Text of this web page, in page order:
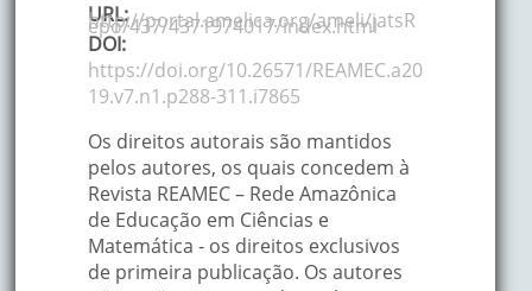
URL:
http://portal.amelica.org/ameli/jatsR
epo/437/4371974017/index.html
DOI:
https://doi.org/10.26571/REAMEC.a20
19.v7.n1.p288-311.i7865
Os direitos autorais são mantidos
pelos autores, os quais concedem à
Revista REAMEC – Rede Amazônica
de Educação em Ciências e
Matemática - os direitos exclusivos
de primeira publicação. Os autores